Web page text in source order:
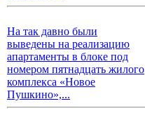
На так давно были
выведены на реализацию
апартаменты в блоке под
номером пятнадцать жилого
комплекса «Новое
Пушкино»,...